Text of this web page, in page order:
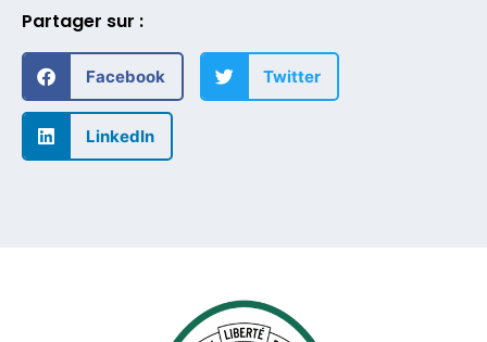
Partager sur :
Facebook Twitter
LinkedIn